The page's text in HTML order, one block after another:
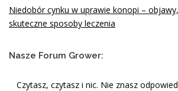
Niedobór cynku w uprawie konopi –
skuteczne sposoby leczenia
Nasze Forum Grower:
Czytasz, czytasz i nic. Nie znasz